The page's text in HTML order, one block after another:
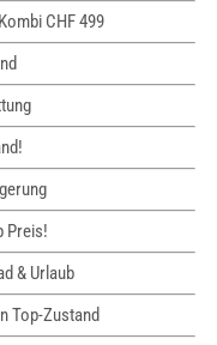
CHF 499
Preis!
& Urlaub
Top-Zustand